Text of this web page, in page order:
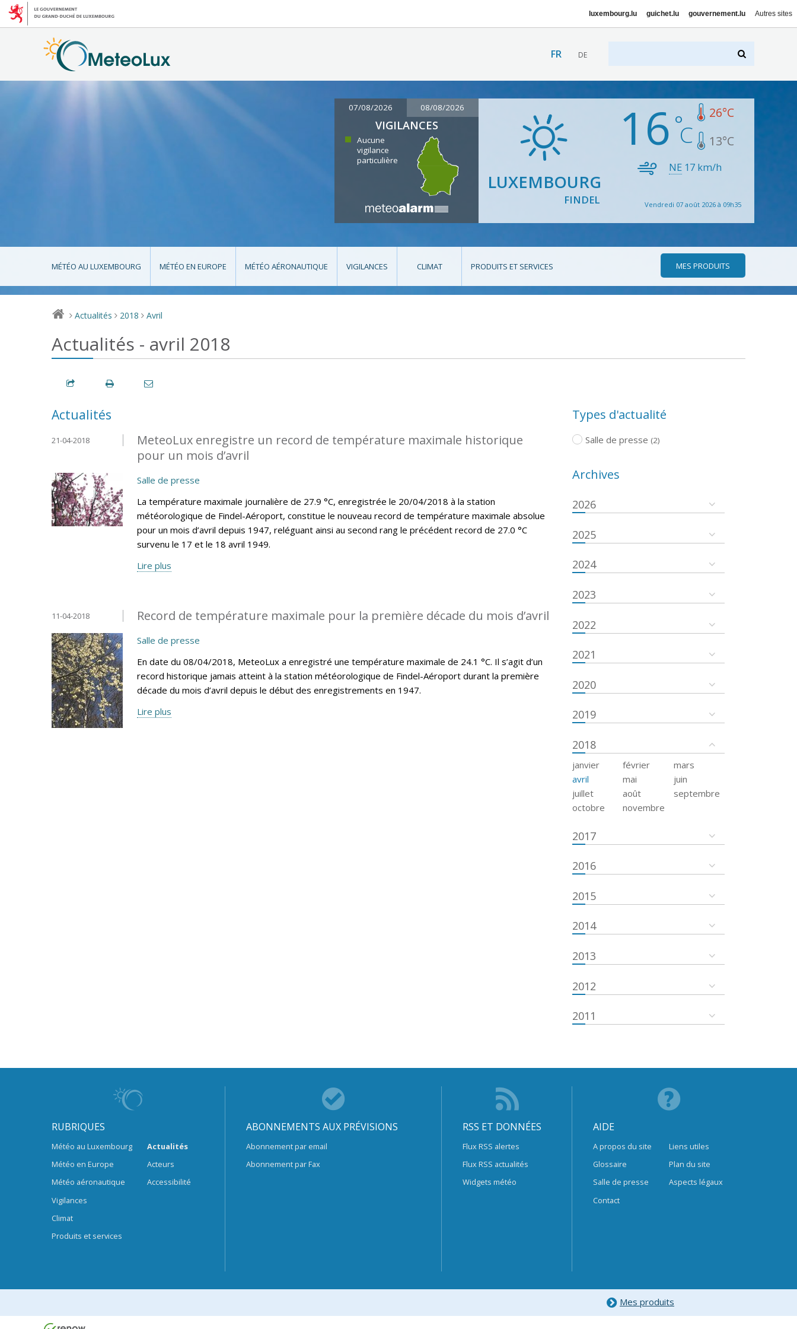
luxembourg.lu guichet.lu gouvernement.lu Autres sites
FR DE
07/08/2026 08/08/2026
VIGILANCES
Aucune
vigilance
particulière
LUXEMBOURG
FINDEL
16 26°C
13°C
NE 17 km/h
Vendredi 07 août 2026 à 09h35
MÉTÉO AU LUXEMBOURG MÉTÉO EN EUROPE MÉTÉO AÉRONAUTIQUE VIGILANCES CLIMAT PRODUITS ET SERVICES MES PRODUITS
> Actualités > 2018 > Avril
Actualités - avril 2018
Actualités
MeteoLux enregistre un record de température maximale historique
pour un mois d’avril
21-04-2018
Salle de presse
La température maximale journalière de 27.9 °C, enregistrée le 20/04/2018 à la station
météorologique de Findel-Aéroport, constitue le nouveau record de température maximale absolue
pour un mois d’avril depuis 1947, reléguant ainsi au second rang le précédent record de 27.0 °C
survenu le 17 et le 18 avril 1949.
Lire plus
Record de température maximale pour la première décade du mois d’avril
11-04-2018
Salle de presse
En date du 08/04/2018, MeteoLux a enregistré une température maximale de 24.1 °C. Il s’agit d’un
record historique jamais atteint à la station météorologique de Findel-Aéroport durant la première
décade du mois d’avril depuis le début des enregistrements en 1947.
Lire plus
Types d'actualité
Salle de presse (2)
Archives
2026
2025
2024
2023
2022
2021
2020
2019
2018
janvier février
mars
avril
mai
juin
juillet
août
septembre
octobre
novembre
2017
2016
2015
2014
2013
2012
2011
RUBRIQUES
Météo au Luxembourg
Météo en Europe
Météo aéronautique
Vigilances
Climat
Produits et services
Actualités
Acteurs
Accessibilité
ABONNEMENTS AUX PRÉVISIONS
Abonnement par email
Abonnement par Fax
RSS ET DONNÉES
Flux RSS alertes
Flux RSS actualités
Widgets météo
AIDE
A propos du site
Glossaire
Salle de presse
Contact
Liens utiles
Plan du site
Aspects légaux
Mes produits